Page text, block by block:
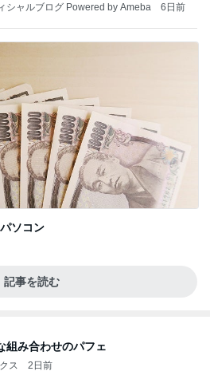
シャルブログ Powered by Ameba 6日前
ソコン
記事を読む
組み合わせのパフェ
ス 2日前